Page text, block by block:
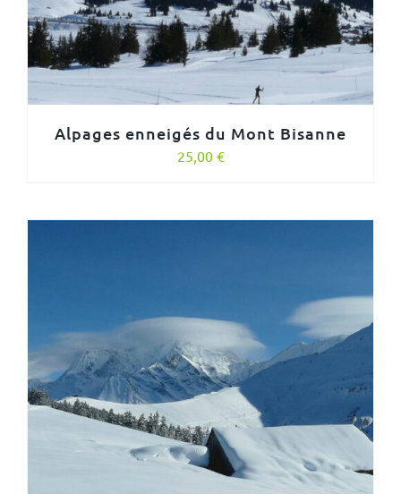
Alpages enneigés du Mont Bisanne
25,00 €